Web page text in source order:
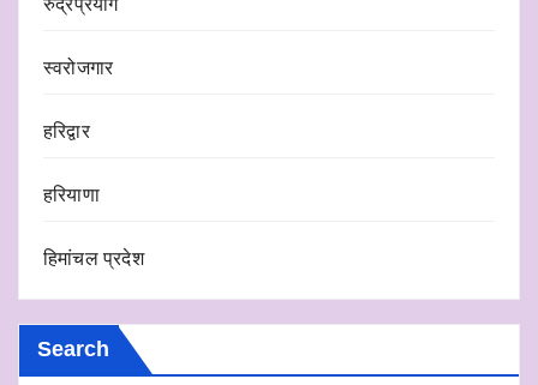
स्वरोजगार
हरिद्वार
हरियाणा
हिमांचल प्रदेश
Search